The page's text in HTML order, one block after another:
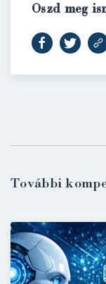
Oszd meg
További